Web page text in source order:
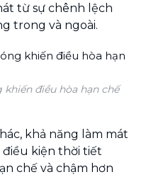
từ sự chênh lệch
trong và ngoài.
điều hòa hạn chế
khả năng làm mát
kiện thời tiết
chế và chậm hơn